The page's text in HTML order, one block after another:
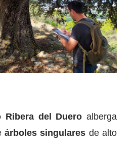
Ribera del Duero alberga
árboles singulares de alto